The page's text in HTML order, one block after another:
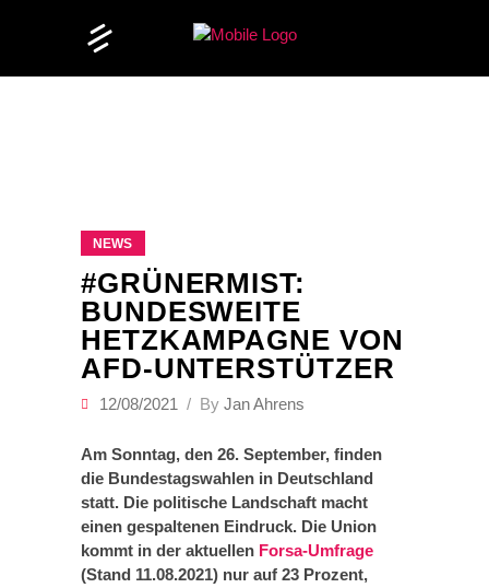
NEWS
#GRÜNERMIST:
BUNDESWEITE
HETZKAMPAGNE VON
AFD-UNTERSTÜTZER
12/08/2021 By Jan Ahrens
Am Sonntag, den 26. September, finden
die Bundestagswahlen in Deutschland
statt. Die politische Landschaft macht
einen gespaltenen Eindruck. Die Union
kommt in der aktuellen Forsa-Umfrage
(Stand 11.08.2021) nur auf 23 Prozent,